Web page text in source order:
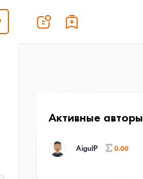
Активные авторы
AigulP 0.00